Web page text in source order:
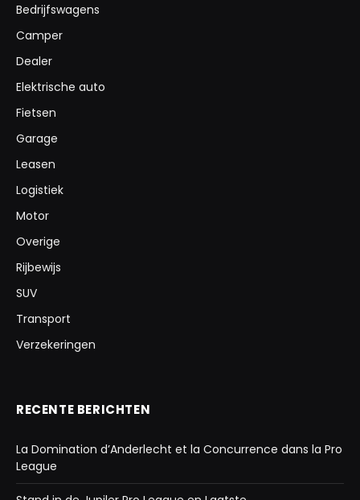
Bedrijfswagens
Camper
Dealer
Elektrische auto
Fietsen
Garage
Leasen
Logistiek
Motor
Overige
Rijbewijs
SUV
Transport
Verzekeringen
RECENTE BERICHTEN
La Domination d’Anderlecht et la Concurrence dans la Pro
League